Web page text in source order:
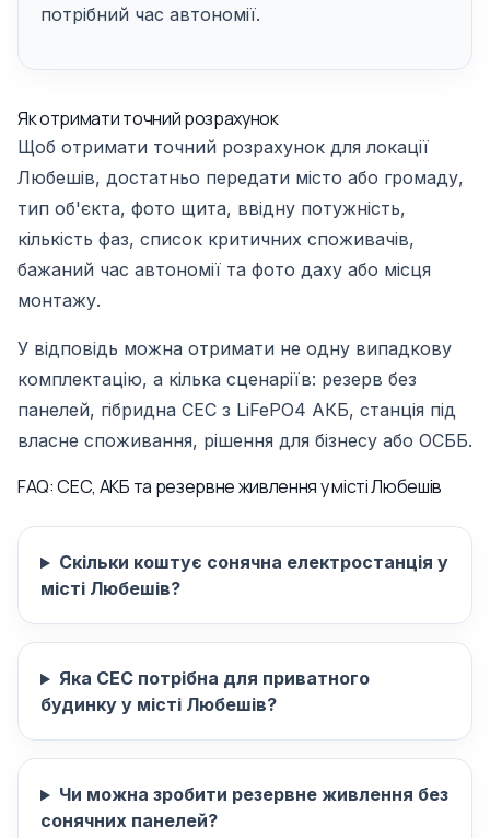
потрібний час автономії.
Як отримати точний розрахунок
Щоб отримати точний розрахунок для локації
Любешів, достатньо передати місто або громаду,
тип об'єкта, фото щита, ввідну потужність,
кількість фаз, список критичних споживачів,
бажаний час автономії та фото даху або місця
монтажу.
У відповідь можна отримати не одну випадкову
комплектацію, а кілька сценаріїв: резерв без
панелей, гібридна СЕС з LiFePO4 АКБ, станція під
власне споживання, рішення для бізнесу або ОСББ.
FAQ: СЕС, АКБ та резервне живлення у місті Любешів
Скільки коштує сонячна електростанція у
місті Любешів?
Яка СЕС потрібна для приватного
будинку у місті Любешів?
Чи можна зробити резервне живлення без
сонячних панелей?